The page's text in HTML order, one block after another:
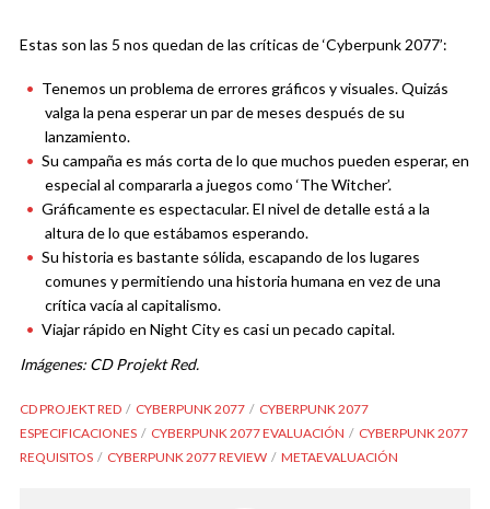
Estas son las 5 nos quedan de las críticas de ‘Cyberpunk 2077’:
Tenemos un problema de errores gráficos y visuales. Quizás
valga la pena esperar un par de meses después de su
lanzamiento.
Su campaña es más corta de lo que muchos pueden esperar, en
especial al compararla a juegos como ‘The Witcher’.
Gráficamente es espectacular. El nivel de detalle está a la
altura de lo que estábamos esperando.
Su historia es bastante sólida, escapando de los lugares
comunes y permitiendo una historia humana en vez de una
crítica vacía al capitalismo.
Viajar rápido en Night City es casi un pecado capital.
Imágenes: CD Projekt Red.
CD PROJEKT RED CYBERPUNK 2077
CYBERPUNK 2077
ESPECIFICACIONES
CYBERPUNK 2077 EVALUACIÓN
CYBERPUNK 2077
REQUISITOS
CYBERPUNK 2077 REVIEW METAEVALUACIÓN